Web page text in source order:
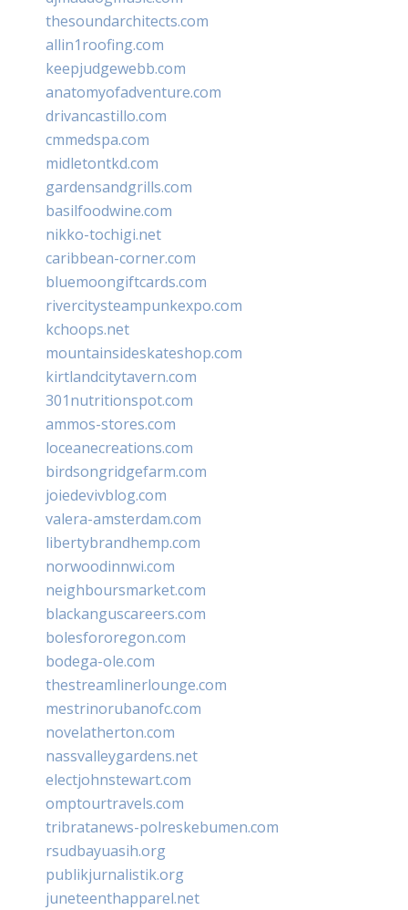
thesoundarchitects.com
allin1roofing.com
keepjudgewebb.com
anatomyofadventure.com
drivancastillo.com
cmmedspa.com
midletontkd.com
gardensandgrills.com
basilfoodwine.com
nikko-tochigi.net
caribbean-corner.com
bluemoongiftcards.com
rivercitysteampunkexpo.com
kchoops.net
mountainsideskateshop.com
kirtlandcitytavern.com
301nutritionspot.com
ammos-stores.com
loceanecreations.com
birdsongridgefarm.com
joiedevivblog.com
valera-amsterdam.com
libertybrandhemp.com
norwoodinnwi.com
neighboursmarket.com
blackanguscareers.com
bolesfororegon.com
bodega-ole.com
thestreamlinerlounge.com
mestrinorubanofc.com
novelatherton.com
nassvalleygardens.net
electjohnstewart.com
omptourtravels.com
tribratanews-polreskebumen.com
rsudbayuasih.org
publikjurnalistik.org
juneteenthapparel.net